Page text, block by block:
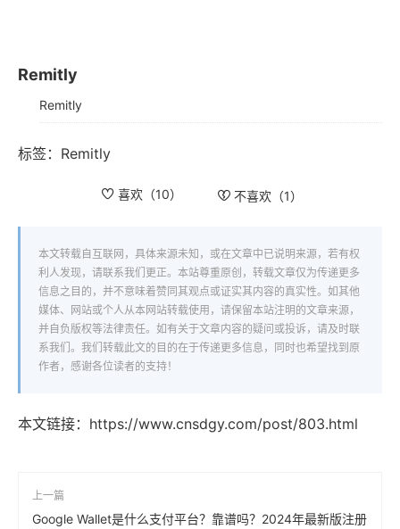
Remitly
Remitly
标签： Remitly
喜欢（10） 不喜欢（1）
本文转载自互联网，具体来源未知，或在文章中已说明来源，若有权
利人发现，请联系我们更正。本站尊重原创，转载文章仅为传递更多
信息之目的，并不意味着赞同其观点或证实其内容的真实性。如其他
媒体、网站或个人从本网站转载使用，请保留本站注明的文章来源，
并自负版权等法律责任。如有关于文章内容的疑问或投诉，请及时联
系我们。我们转载此文的目的在于传递更多信息，同时也希望找到原
作者，感谢各位读者的支持！
本文链接： https://www.cnsdgy.com/post/803.html
上一篇
Google Wallet是什么支付平台？靠谱吗？2024年最新版注册